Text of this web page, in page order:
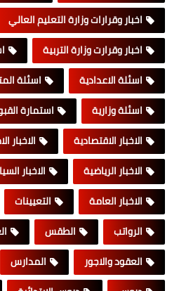
اخبار وقرارات وزارة التعليم العالي
اخبار وقرارت وزارة التربية
اسئلة الاعدادية
اسئلة
اسئلة وزارية
استمارة
الاخبار الاقتصادية
الاخبار
الاخبار الرياضية
الاخبار
الاخبار العامة
التعيينات
الرواتب
الطقس
العقود والاجور
المدارس